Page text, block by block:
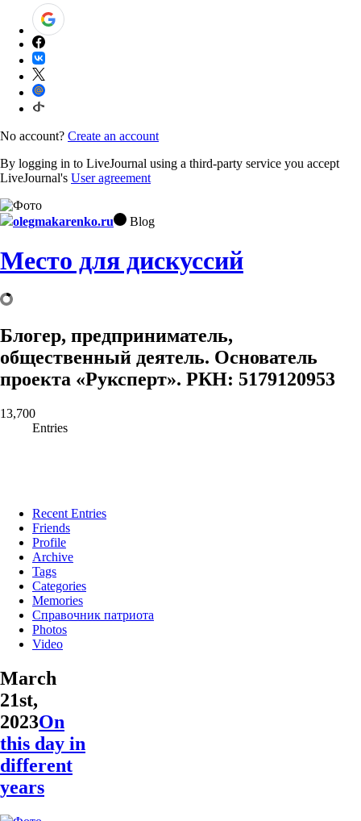
No account? Create an account
By logging in to LiveJournal using a third-party service you accept
LiveJournal's User agreement
olegmakarenko.ru Blog
Место для дискуссий
Блогер, предприниматель,
общественный деятель. Основатель
проекта «Руксперт». РКН: 5179120953
13,700
Entries
Recent Entries
Friends
Profile
Archive
Tags
Categories
Memories
Справочник патриота
Photos
Video
March
21st,
2023On
this day in
different
years